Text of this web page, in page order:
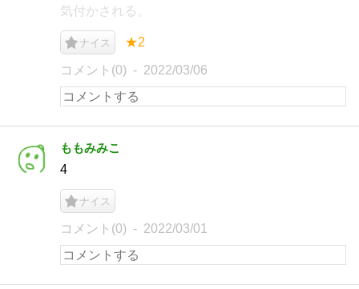
気付かされる。
ナイス ★2
コメント(0) 2022/03/06
ももみみこ
4
ナイス
コメント(0) 2022/03/01